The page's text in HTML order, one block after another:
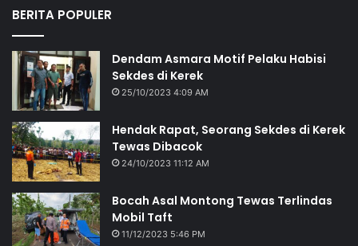
BERITA POPULER
Dendam Asmara Motif Pelaku Habisi
Sekdes di Kerek
25/10/2023 4:09 AM
Hendak Rapat, Seorang Sekdes di Kerek
Tewas Dibacok
24/10/2023 11:12 AM
Bocah Asal Montong Tewas Terlindas
Mobil Taft
11/12/2023 5:46 PM